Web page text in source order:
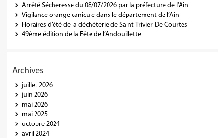
Arrêté Sécheresse du 08/07/2026 par la préfecture de l’Ain
Vigilance orange canicule dans le département de l’Ain
Horaires d’été de la déchèterie de Saint-Trivier-De-Courtes
49ème édition de la Fête de l’Andouillette
Archives
juillet 2026
juin 2026
mai 2026
mai 2025
octobre 2024
avril 2024